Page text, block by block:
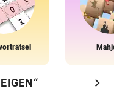
chevron_right